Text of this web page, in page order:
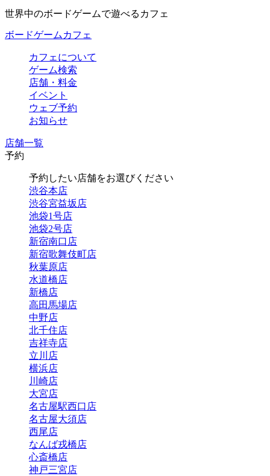
世界中のボードゲームで遊べるカフェ
ボードゲームカフェ
カフェについて
ゲーム検索
店舗・料金
イベント
ウェブ予約
お知らせ
店舗一覧
予約
予約したい店舗をお選びください
渋谷本店
渋谷宮益坂店
池袋1号店
池袋2号店
新宿南口店
新宿歌舞伎町店
秋葉原店
水道橋店
新橋店
高田馬場店
中野店
北千住店
吉祥寺店
立川店
横浜店
川崎店
大宮店
名古屋駅西口店
名古屋大須店
西尾店
なんば戎橋店
心斎橋店
神戸三宮店